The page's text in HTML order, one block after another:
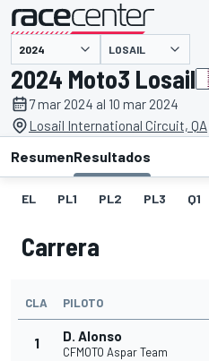
presentado por LOSAIL
2024 Moto3 Losail
7 mar 2024 al 10 mar 2024
Losail International Circuit, QA
ResumenResultados
EL PL1 PL2 PL3 Q1
Carrera
CLA PILOTO
1 D. Alonso
CFMOTO Aspar Team